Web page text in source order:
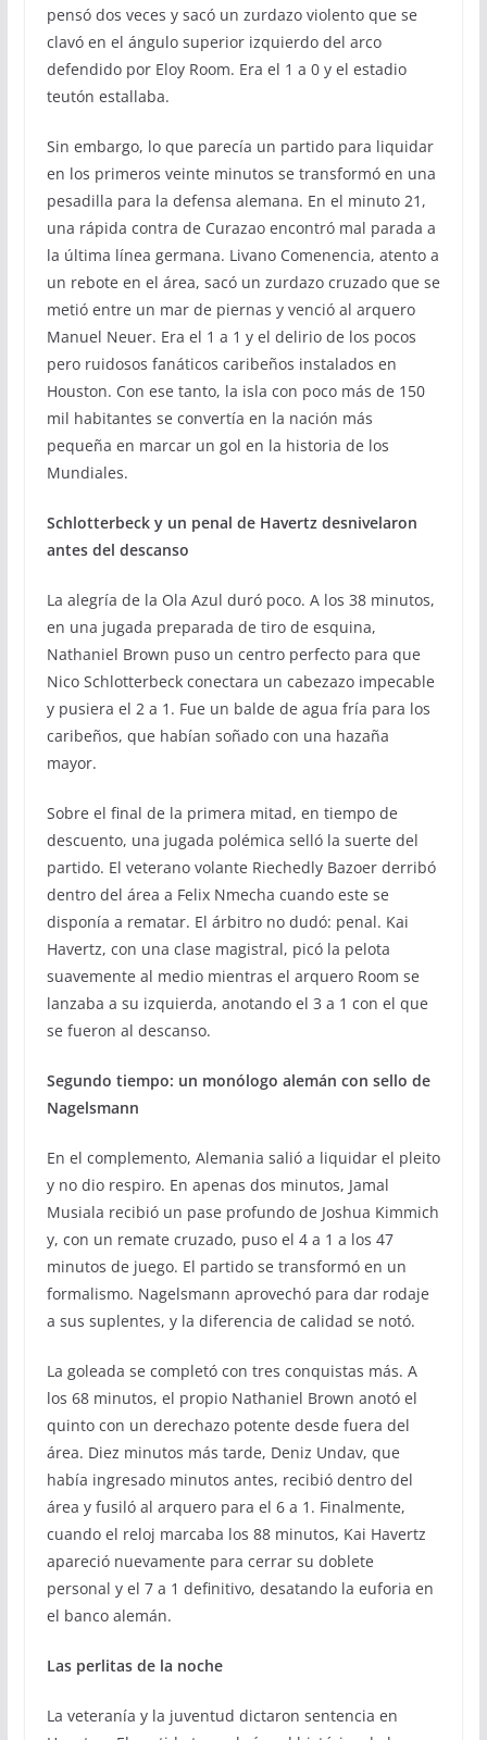
pensó dos veces y sacó un zurdazo violento que se
clavó en el ángulo superior izquierdo del arco
defendido por Eloy Room. Era el 1 a 0 y el estadio
teutón estallaba.
Sin embargo, lo que parecía un partido para liquidar
en los primeros veinte minutos se transformó en una
pesadilla para la defensa alemana. En el minuto 21,
una rápida contra de Curazao encontró mal parada a
la última línea germana. Livano Comenencia, atento a
un rebote en el área, sacó un zurdazo cruzado que se
metió entre un mar de piernas y venció al arquero
Manuel Neuer. Era el 1 a 1 y el delirio de los pocos
pero ruidosos fanáticos caribeños instalados en
Houston. Con ese tanto, la isla con poco más de 150
mil habitantes se convertía en la nación más
pequeña en marcar un gol en la historia de los
Mundiales.
Schlotterbeck y un penal de Havertz desnivelaron
antes del descanso
La alegría de la Ola Azul duró poco. A los 38 minutos,
en una jugada preparada de tiro de esquina,
Nathaniel Brown puso un centro perfecto para que
Nico Schlotterbeck conectara un cabezazo impecable
y pusiera el 2 a 1. Fue un balde de agua fría para los
caribeños, que habían soñado con una hazaña
mayor.
Sobre el final de la primera mitad, en tiempo de
descuento, una jugada polémica selló la suerte del
partido. El veterano volante Riechedly Bazoer derribó
dentro del área a Felix Nmecha cuando este se
disponía a rematar. El árbitro no dudó: penal. Kai
Havertz, con una clase magistral, picó la pelota
suavemente al medio mientras el arquero Room se
lanzaba a su izquierda, anotando el 3 a 1 con el que
se fueron al descanso.
Segundo tiempo: un monólogo alemán con sello de
Nagelsmann
En el complemento, Alemania salió a liquidar el pleito
y no dio respiro. En apenas dos minutos, Jamal
Musiala recibió un pase profundo de Joshua Kimmich
y, con un remate cruzado, puso el 4 a 1 a los 47
minutos de juego. El partido se transformó en un
formalismo. Nagelsmann aprovechó para dar rodaje
a sus suplentes, y la diferencia de calidad se notó.
La goleada se completó con tres conquistas más. A
los 68 minutos, el propio Nathaniel Brown anotó el
quinto con un derechazo potente desde fuera del
área. Diez minutos más tarde, Deniz Undav, que
había ingresado minutos antes, recibió dentro del
área y fusiló al arquero para el 6 a 1. Finalmente,
cuando el reloj marcaba los 88 minutos, Kai Havertz
apareció nuevamente para cerrar su doblete
personal y el 7 a 1 definitivo, desatando la euforia en
el banco alemán.
Las perlitas de la noche
La veteranía y la juventud dictaron sentencia en